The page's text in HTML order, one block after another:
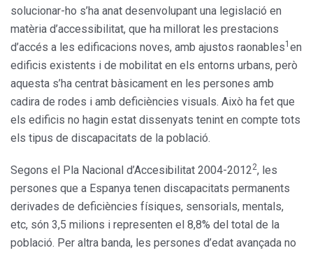
solucionar-ho s’ha anat desenvolupant una legislació en
matèria d’accessibilitat, que ha millorat les prestacions
d’accés a les edificacions noves, amb ajustos raonables1 en
edificis existents i de mobilitat en els entorns urbans, però
aquesta s’ha centrat bàsicament en les persones amb
cadira de rodes i amb deficiències visuals. Això ha fet que
els edificis no hagin estat dissenyats tenint en compte tots
els tipus de discapacitats de la població.
Segons el Pla Nacional d’Accesibilitat 2004-20122, les
persones que a Espanya tenen discapacitats permanents
derivades de deficiències físiques, sensorials, mentals,
etc, són 3,5 milions i representen el 8,8% del total de la
població. Per altra banda, les persones d’edat avançada no